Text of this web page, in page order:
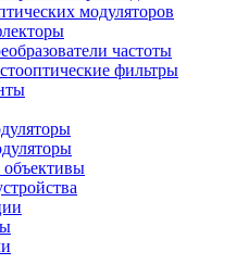
модуляторов
частоты
фильтры